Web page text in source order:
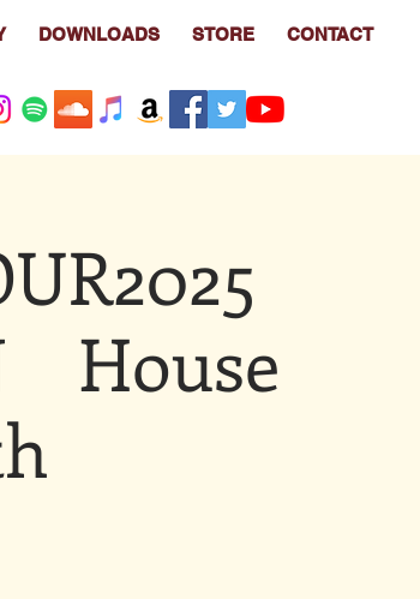
DOWNLOADS STORE CONTACT
House